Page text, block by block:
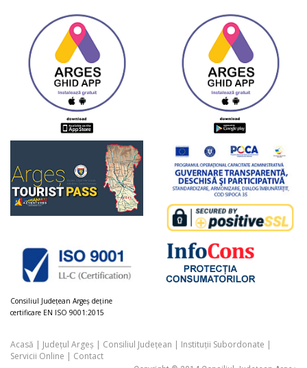
Consiliul Judeţean Argeș deţine
certificare EN ISO 9001:2015
Acasă | Județul Argeș | Consiliul Județean | Instituții Subordonate |
Servicii Online | Contact